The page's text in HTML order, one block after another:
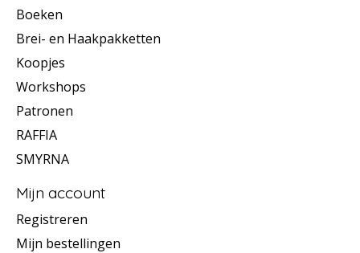
Boeken
Brei- en Haakpakketten
Koopjes
Workshops
Patronen
RAFFIA
SMYRNA
Mijn account
Registreren
Mijn bestellingen